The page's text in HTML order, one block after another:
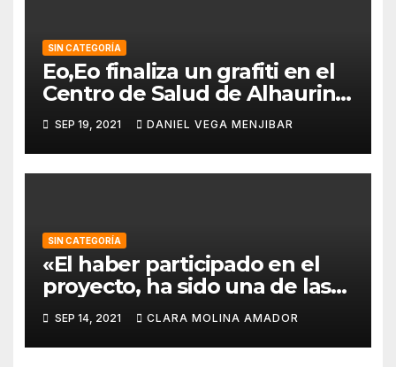
SIN CATEGORÍA
Eo,Eo finaliza un grafiti en el
Centro de Salud de Alhaurin
de la Torre.
SEP 19, 2021 DANIEL VEGA MENJIBAR
SIN CATEGORÍA
«El haber participado en el
proyecto, ha sido una de las
mejores experiencias que he
vivido, pues a pesar de la
barrera del idioma, he sido
SEP 14, 2021 CLARA MOLINA AMADOR